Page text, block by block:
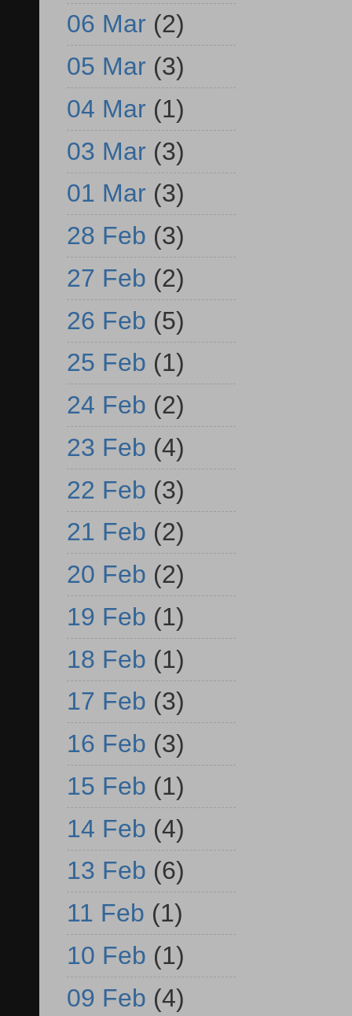
06 Mar (2)
05 Mar (3)
04 Mar (1)
03 Mar (3)
01 Mar (3)
28 Feb (3)
27 Feb (2)
26 Feb (5)
25 Feb (1)
24 Feb (2)
23 Feb (4)
22 Feb (3)
21 Feb (2)
20 Feb (2)
19 Feb (1)
18 Feb (1)
17 Feb (3)
16 Feb (3)
15 Feb (1)
14 Feb (4)
13 Feb (6)
11 Feb (1)
10 Feb (1)
09 Feb (4)